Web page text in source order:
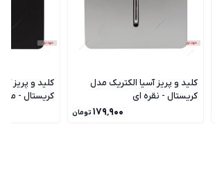
کلید و پریز آسیا الکتریک مدل
کریستال - نقره ای
۱۷۹٬۹۰۰ تومان
کلید و پریز
کریستال -